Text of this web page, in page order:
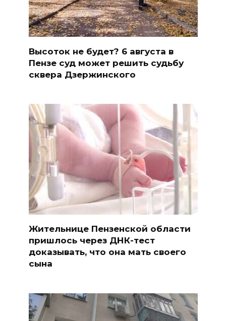
Высоток не будет? 6 августа в
Пензе суд может решить судьбу
сквера Дзержинского
Жительнице Пензенской области
пришлось через ДНК-тест
доказывать, что она мать своего
сына